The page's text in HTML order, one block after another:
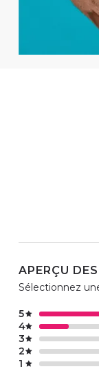
APERÇU
Sélectionnez
1
2
3
4
5